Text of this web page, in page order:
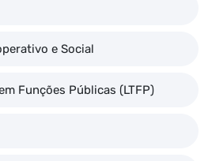
e Social
Funções Públicas (LTFP)